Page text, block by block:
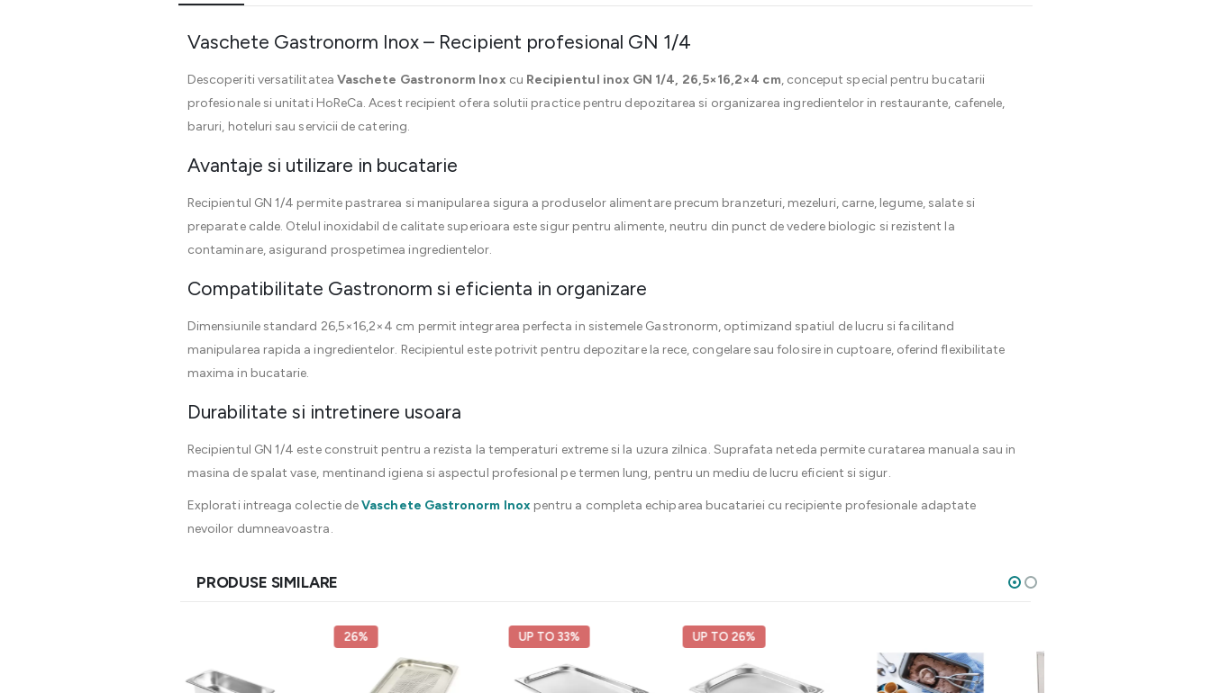
Vaschete Gastronorm Inox – Recipient profesional GN 1/4
Descoperiti versatilitatea Vaschete Gastronorm Inox cu Recipientul inox GN 1/4, 26,5×16,2×4 cm, conceput special pentru bucatarii
profesionale si unitati HoReCa. Acest recipient ofera solutii practice pentru depozitarea si organizarea ingredientelor in restaurante, cafenele,
baruri, hoteluri sau servicii de catering.
Avantaje si utilizare in bucatarie
Recipientul GN 1/4 permite pastrarea si manipularea sigura a produselor alimentare precum branzeturi, mezeluri, carne, legume, salate si
preparate calde. Otelul inoxidabil de calitate superioara este sigur pentru alimente, neutru din punct de vedere biologic si rezistent la
contaminare, asigurand prospetimea ingredientelor.
Compatibilitate Gastronorm si eficienta in organizare
Dimensiunile standard 26,5×16,2×4 cm permit integrarea perfecta in sistemele Gastronorm, optimizand spatiul de lucru si facilitand
manipularea rapida a ingredientelor. Recipientul este potrivit pentru depozitare la rece, congelare sau folosire in cuptoare, oferind flexibilitate
maxima in bucatarie.
Durabilitate si intretinere usoara
Recipientul GN 1/4 este construit pentru a rezista la temperaturi extreme si la uzura zilnica. Suprafata neteda permite curatarea manuala sau in
masina de spalat vase, mentinand igiena si aspectul profesional pe termen lung, pentru un mediu de lucru eficient si sigur.
Explorati intreaga colectie deVaschete Gastronorm Inox pentru a completa echiparea bucatariei cu recipiente profesionale adaptate
nevoilor dumneavoastra.
PRODUSE SIMILARE
UP TO 26%